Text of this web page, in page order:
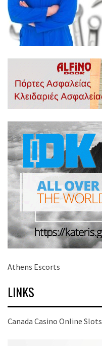
Athens Escorts
LINKS
Canada Casino Online Slots